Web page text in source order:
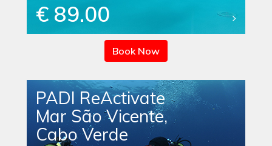
€ 89.00
Book Now
PADI ReActivate
Mar São Vicente,
Cabo Verde